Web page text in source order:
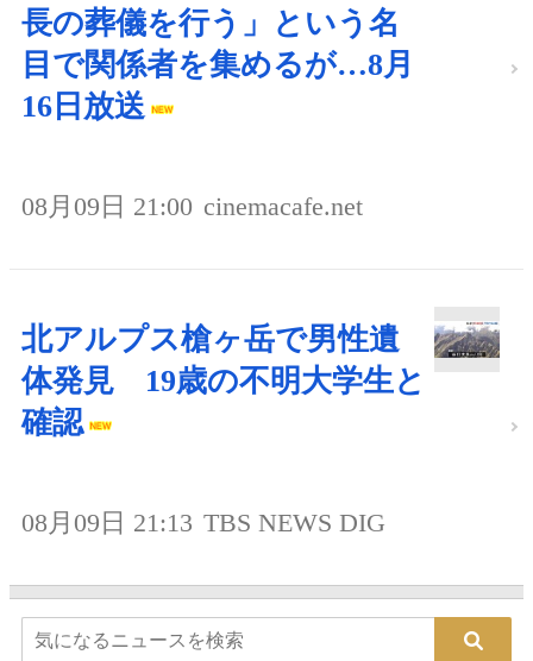
長の葬儀を行う」という名
目で関係者を集めるが…8月
16日放送
08月09日 21:00 cinemacafe.net
北アルプス槍ヶ岳で男性遺
体発見 19歳の不明大学生と
確認
08月09日 21:13 TBS NEWS DIG